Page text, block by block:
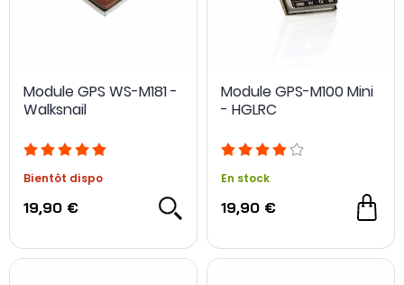
Module GPS WS-M181 -
Walksnail
Bientôt dispo
19,90 €
Module GPS-M100 Mini
- HGLRC
En stock
19,90 €